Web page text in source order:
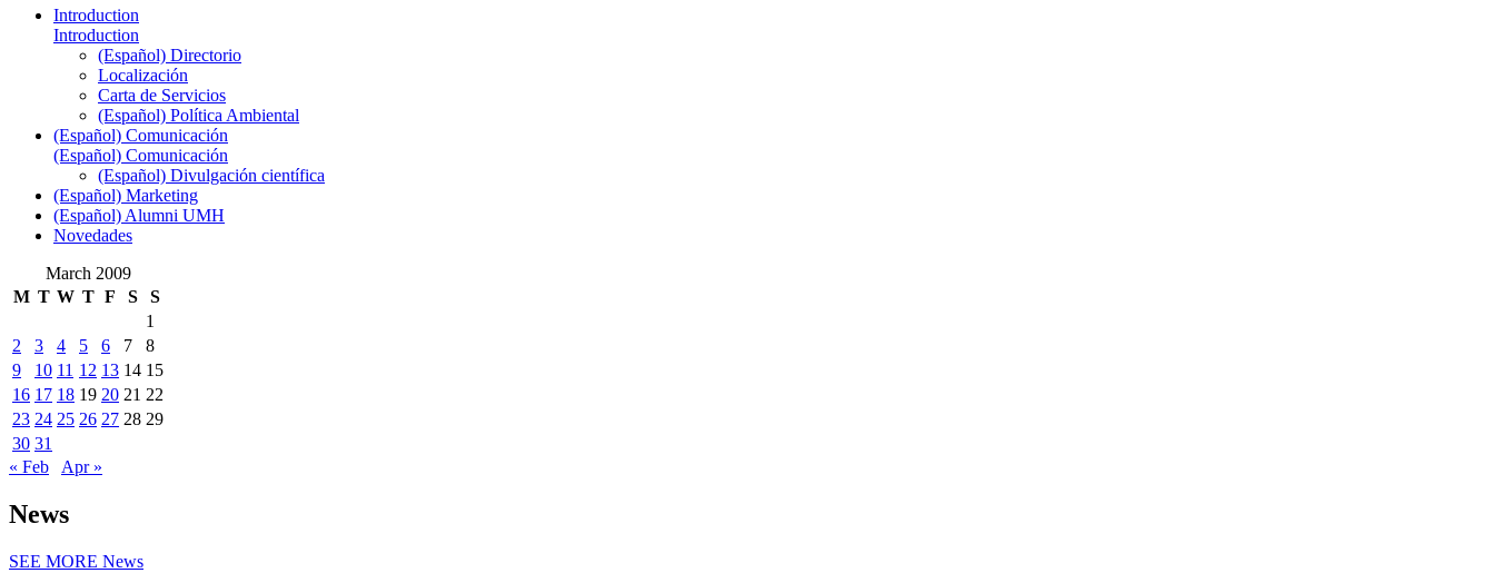
Introduction
Introduction
(Español) Directorio
Localización
Carta de Servicios
(Español) Política Ambiental
(Español) Comunicación
(Español) Comunicación
(Español) Divulgación científica
(Español) Marketing
(Español) Alumni UMH
Novedades
March 2009
M T W T F S
S
1
2
3 4 5 6 7
8
9
10 11 12 13 14 15
16 17 18 19 20 21 22
23 24 25 26 27 28 29
30 31
« Feb
Apr »
News
SEE MORE News